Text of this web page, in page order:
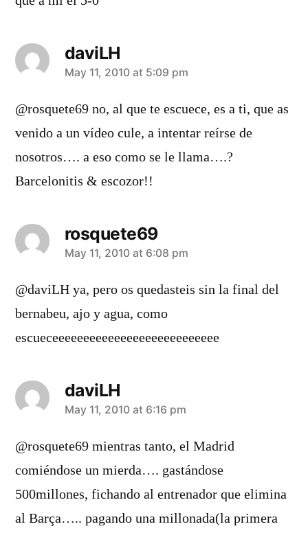
daviLH
says:
May 11, 2010 at 5:09 pm
@rosquete69 no, al que te escuece, es a ti, que as
venido a un vídeo cule, a intentar reírse de
nosotros…. a eso como se le llama….?
Barcelonitis & escozor!!
rosquete69
says:
May 11, 2010 at 6:08 pm
@daviLH ya, pero os quedasteis sin la final del
bernabeu, ajo y agua, como
escueceeeeeeeeeeeeeeeeeeeeeeeeeee
daviLH
says:
May 11, 2010 at 6:16 pm
@rosquete69 mientras tanto, el Madrid
comiéndose un mierda…. gastándose
500millones, fichando al entrenador que elimina
al Barça….. pagando una millonada(la primera